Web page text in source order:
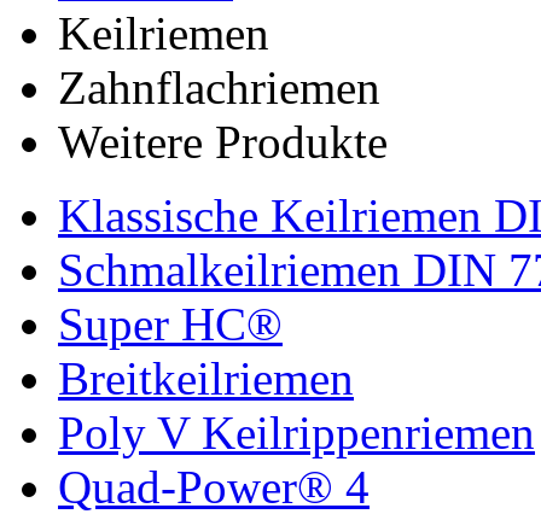
Keilriemen
Zahnflachriemen
Weitere Produkte
Klassische Keilriemen
Schmalkeilriemen DIN
Super HC®
Breitkeilriemen
Poly V Keilrippenriemen
Quad-Power® 4